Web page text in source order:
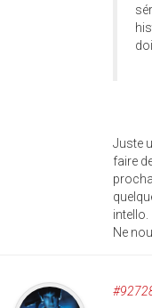
Juste
faire
intello.
Ne